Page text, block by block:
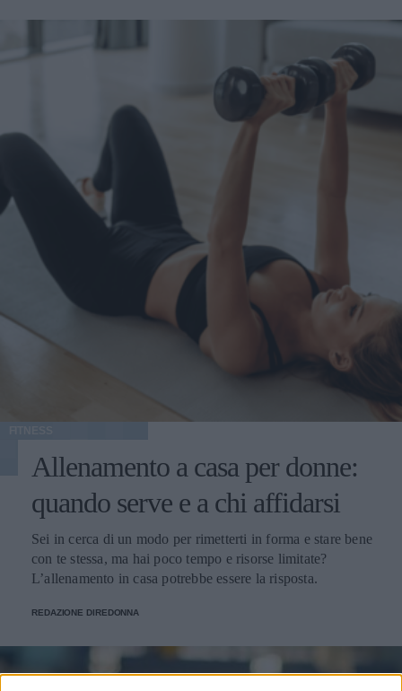
Allenamento a casa per donne:
quando serve e a chi affidarsi
Sei in cerca di un modo per rimetterti in forma e stare bene
con te stessa, ma hai poco tempo e risorse limitate?
L’allenamento in casa potrebbe essere la risposta.
REDAZIONE DIREDONNA